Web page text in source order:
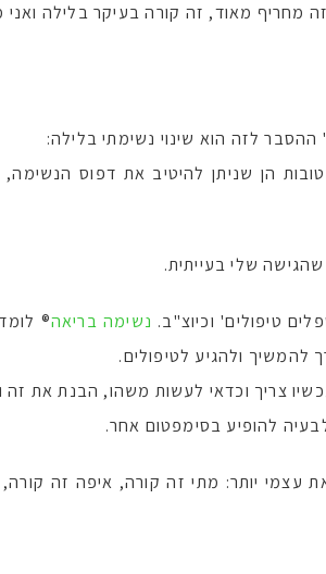
מחריף מאוד, זה קורה בעיקר בלילה ואני
לזה הוא שינוי נשימתי בלילה:
הן שניתן להיטיב את דפוס
שלי בעייתית.
טיפולים' וכיוצ"ב. נשימה בריאה®
להמשיך ולהגיע לטיפולים.
צריך וכדאי לעשות משהו, הבנת את
להופיע בסימפטום אחר.
עצמי יותר: מתי זה קורה, איפה זה